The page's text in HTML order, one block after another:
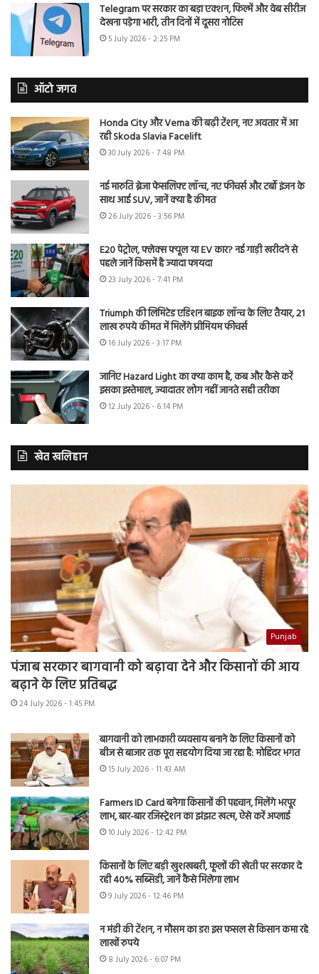
Telegram पर सरकार का बड़ा एक्शन, फिल्में और वेब सीरीज
देखना पड़ेगा भारी, तीन दिनों में दूसरा नोटिस
5 July 2026 - 2:25 PM
ऑटो जगत
Honda City और Verna की बढ़ी टेंशन, नए अवतार में आ
रही Skoda Slavia Facelift
30 July 2026 - 7:48 PM
नई मारुति ब्रेजा फेसलिफ्ट लॉन्च, नए फीचर्स और टर्बो इंजन के
साथ आई SUV, जानें क्या है कीमत
26 July 2026 - 3:56 PM
E20 पेट्रोल, फ्लेक्स फ्यूल या EV कार? नई गाड़ी खरीदने से
पहले जानें किसमें है ज्यादा फायदा
23 July 2026 - 7:41 PM
Triumph की लिमिटेड एडिशन बाइक लॉन्च के लिए तैयार, 21
लाख रुपये कीमत में मिलेंगे प्रीमियम फीचर्स
16 July 2026 - 3:17 PM
जानिए Hazard Light का क्या काम है, कब और कैसे करें
इसका इस्तेमाल, ज्यादातर लोग नहीं जानते सही तरीका
12 July 2026 - 6:14 PM
खेत खलिहान
Punjab
पंजाब सरकार बागवानी को बढ़ावा देने और किसानों की आय
बढ़ाने के लिए प्रतिबद्ध
24 July 2026 - 1:45 PM
बागवानी को लाभकारी व्यवसाय बनाने के लिए किसानों को
बीज से बाजार तक पूरा सहयोग दिया जा रहा है: मोहिंदर भगत
15 July 2026 - 11:43 AM
Farmers ID Card बनेगा किसानों की पहचान, मिलेंगे भरपूर
लाभ, बार-बार रजिस्ट्रेशन का झंझट खत्म, ऐसे करें अप्लाई
10 July 2026 - 12:42 PM
किसानों के लिए बड़ी खुशखबरी, फूलों की खेती पर सरकार दे
रही 40% सब्सिडी, जानें कैसे मिलेगा लाभ
9 July 2026 - 12:46 PM
न मंडी की टेंशन, न मौसम का डर! इस फसल से किसान कमा रहे
लाखों रुपये
8 July 2026 - 6:07 PM